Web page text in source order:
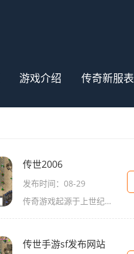
游戏介绍 传奇新服表
传世2006
发布时间：08-29
传奇游戏起源于上世纪末，凭借其独特的玩法和深厚的文化积淀，迅速成为玩家心目中的经典。传世2006作为这一系列的延续，不仅保留了前作的经典元素，还在玩法和画面上进行了全面升级。游戏的背景设定在一个充满魔幻与冒险的大陆，玩家在这里可以扮演不同的
传世手游sf发布网站